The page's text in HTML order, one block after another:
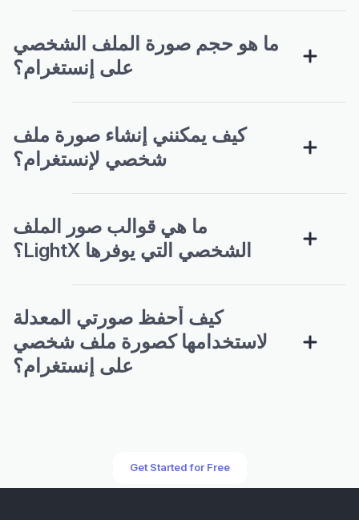
ما هو حجم صورة الملف الشخصي
على إنستغرام؟
كيف يمكنني إنشاء صورة ملف
شخصي لإنستغرام؟
ما هي قوالب صور الملف
الشخصي التي يوفرها LightX؟
كيف أحفظ صورتي المعدلة
لاستخدامها كصورة ملف شخصي
على إنستغرام؟
Get Started for Free